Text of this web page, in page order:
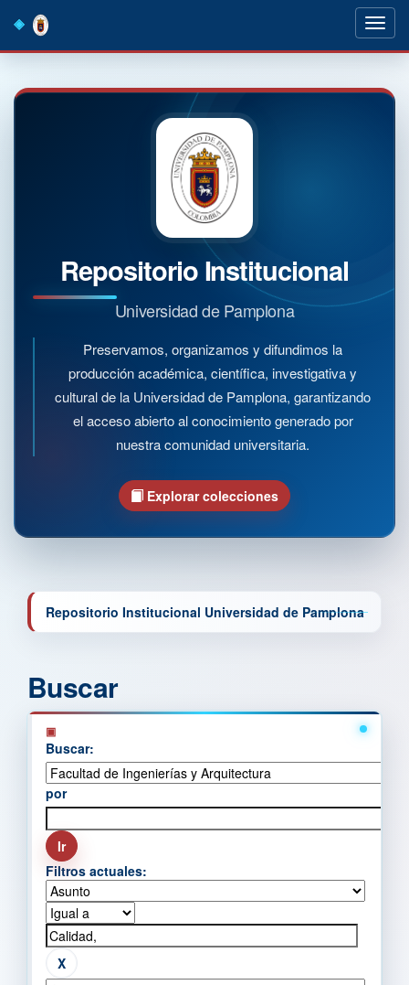
navigation
Repositorio Institucional
Universidad de Pamplona
Preservamos, organizamos y difundimos la
producción académica, científica, investigativa y
cultural de la Universidad de Pamplona, garantizando
el acceso abierto al conocimiento generado por
nuestra comunidad universitaria.
Explorar colecciones
Repositorio Institucional Universidad de Pamplona
Buscar
Buscar:
por
Filtros actuales: